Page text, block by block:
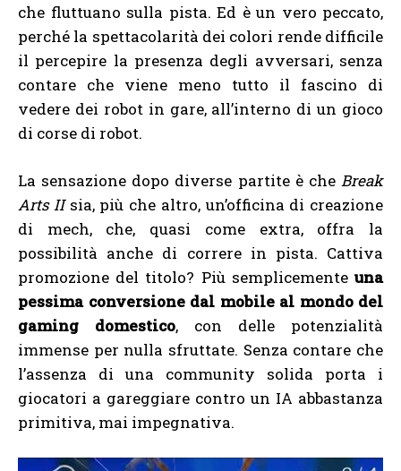
che fluttuano sulla pista. Ed è un vero peccato,
perché la spettacolarità dei colori rende difficile
il percepire la presenza degli avversari, senza
contare che viene meno tutto il fascino di
vedere dei robot in gare, all’interno di un gioco
di corse di robot.
La sensazione dopo diverse partite è che Break
Arts IIsia, più che altro, un’officina di creazione
di mech, che, quasi come extra, offra la
possibilità anche di correre in pista. Cattiva
promozione del titolo? Più semplicemente una
pessima conversione dal mobile al mondo del
gaming domestico, con delle potenzialità
immense per nulla sfruttate. Senza contare che
l’assenza di una community solida porta i
giocatori a gareggiare contro un IA abbastanza
primitiva, mai impegnativa.